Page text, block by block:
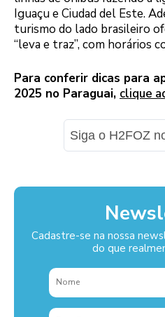
Iguaçu e Ciudad del Este.
turismo do lado brasileiro
“leva e traz”, com horários
Para conferir dicas para
2025 no Paraguai, clique
Siga o H2FOZ
Cadastre-se na nossa
do que